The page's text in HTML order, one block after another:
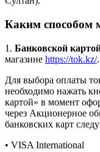
Каким способом
1. Банковской
магазине https://tok.kz/.
Для выбора оплаты
необходимо нажать
картой» в момент
через Акционерное
банковских карт
• VISA International